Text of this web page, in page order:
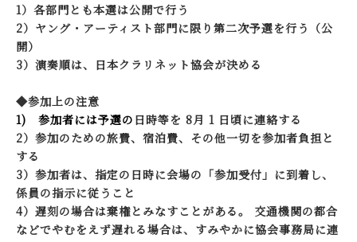
1）各部門とも本選は公開で行う
2）ヤング・アーティスト部門に限り第二次予選を行う（公
開）
3）演奏順は、日本クラリネット協会が決める
◆参加上の注意
1) 参加者には予選の 日時等を 8月 1 日頃に連絡する
2）参加のための旅費、宿泊費、その他一切を参加者負担と
する
3）参加者は、指定の日時に会場の「参加受付」に到着し、
係員の指示に従うこと
4）遅刻の場合は棄権とみなすことがある。 交通機関の都合
などでやむをえず遅れる場合は、すみやかに協会事務局に連